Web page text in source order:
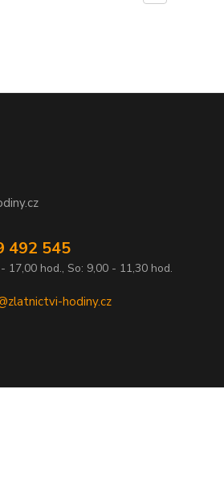
492 545
17,00 hod., So: 9,00 - 11,30 hod.
hodiny.cz